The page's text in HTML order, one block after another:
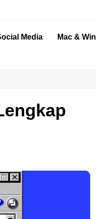
Media Mac & Win